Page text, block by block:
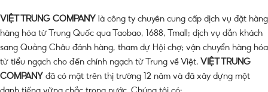
VIỆT TRUNG COMPANY là công ty chuyên cung cấp dịch vụ đặt hàng
hàng hóa từ Trung Quốc qua Taobao, 1688, Tmall; dịch vụ dẫn khách
sang Quảng Châu đánh hàng, tham dự Hội chợ; vận chuyển hàng hóa
từ tiểu ngạch cho đến chính ngạch từ Trung về Việt. VIỆT TRUNG
COMPANY đã có mặt trên thị trường 12 năm và đã xây dựng một
danh tiếng vững chắc trong nước. Chúng tôi có: